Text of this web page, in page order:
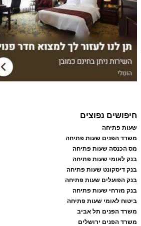
חיפושים נפוצים
שעות פתיחה
משרד הפנים שעות פתיחה
מס הכנסה שעות פתיחה
בנק לאומי שעות פתיחה
בנק דיסקונט שעות פתיחה
בנק הפועלים שעות פתיחה
בנק מזרחי שעות פתיחה
ביטוח לאומי שעות פתיחה
משרד הפנים תל אביב
משרד הפנים ירושלים